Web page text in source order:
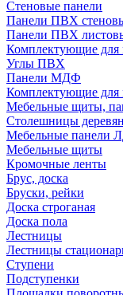
Стеновые панели
Панели ПВХ
Панели ПВХ
Комплектующие
Углы ПВХ
Панели МДФ
Комплектующие
Мебельные щиты,
Столешницы
Мебельные панели
Мебельные щиты
Кромочные ленты
Брус, доска
Бруски, рейки
Доска строганая
Доска пола
Лестницы
Лестницы
Ступени
Подступенки